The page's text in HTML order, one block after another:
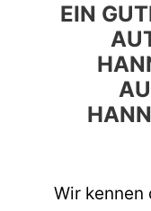
EIN
Wir kennen